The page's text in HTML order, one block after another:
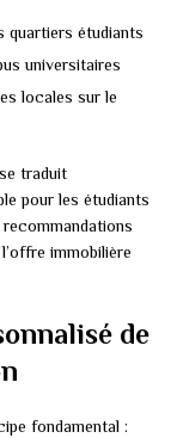
quartiers étudiants
universitaires
locales sur le
traduit
pour les étudiants
immobilière
de
fondamental :